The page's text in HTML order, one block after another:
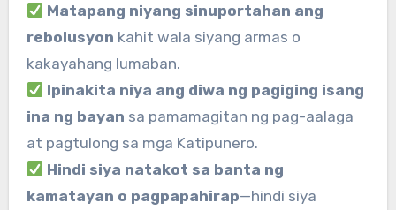
Matapang niyang sinuportahan ang
rebolusyon kahit wala siyang armas o
kakayahang lumaban.
Ipinakita niya ang diwa ng pagiging isang
ina ng bayan sa pamamagitan ng pag-aalaga
at pagtulong sa mga Katipunero.
Hindi siya natakot sa banta ng
kamatayan o pagpapahirap—hindi siya